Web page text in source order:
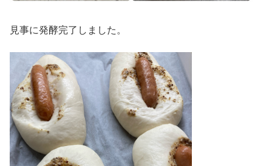
見事に発酵完了しました。